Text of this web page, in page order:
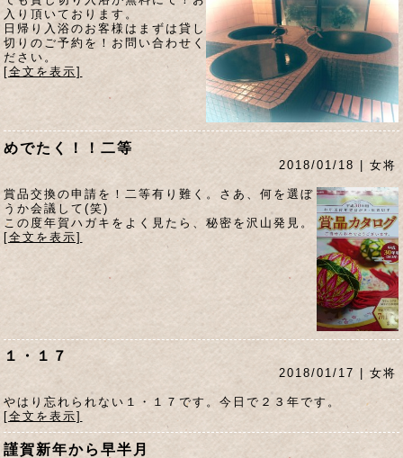
入り頂いております。
日帰り入浴のお客様はまずは貸し
切りのご予約を！お問い合わせく
ださい。
[全文を表示]
めでたく！！二等
2018/01/18 | 女将
賞品交換の申請を！二等有り難く。さあ、何を選ぼ
うか会議して(笑)
この度年賀ハガキをよく見たら、秘密を沢山発見。
[全文を表示]
１・１７
2018/01/17 | 女将
やはり忘れられない１・１７です。今日で２３年です。
[全文を表示]
謹賀新年から早半月